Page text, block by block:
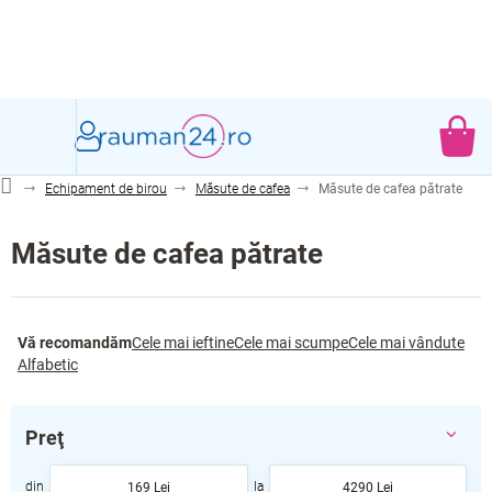
DE
Echipament de birou Măsute de cafea Măsute de cafea pătrate
Măsute de cafea pătrate
e
l
Vă recomandămCele mai ieftineCele mai scumpeCele mai vândute
Alfabetic
Preţ
169 Lei 4290 Lei